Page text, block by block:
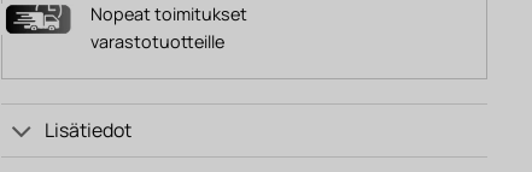
Nopeat toimitukset
varastotuotteille
Lisätiedot